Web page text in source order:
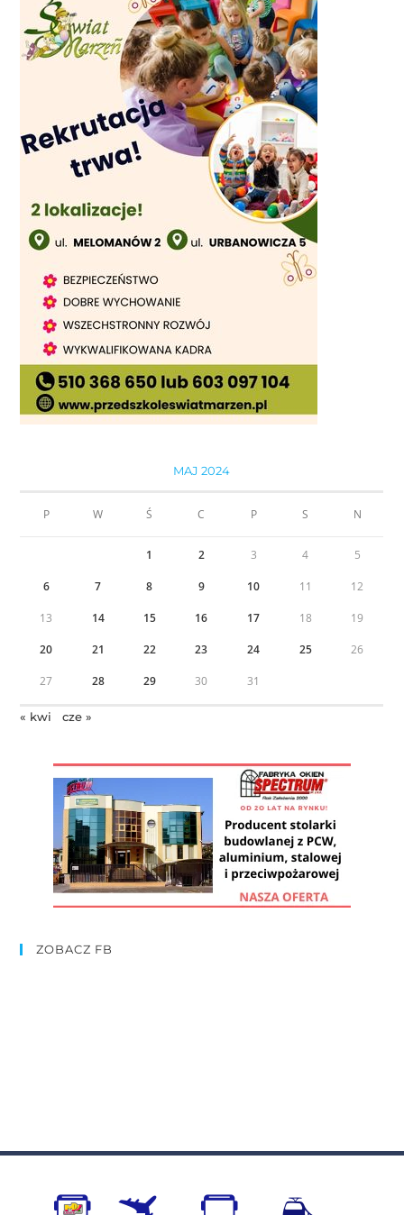
MAJ 2024
P W Ś C P S N
1 2 3 4 5
6 7 8 9 10 11 12
13 14 15 16 17 18 19
20 21 22 23 24 25 26
27 28 29 30 31
« kwi cze »
ZOBACZ FB